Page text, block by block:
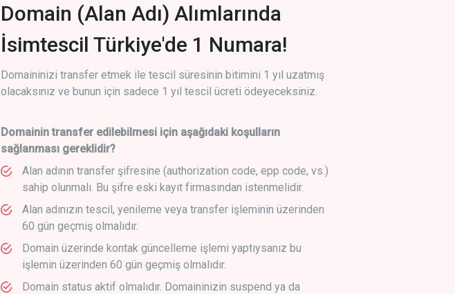
Domain (Alan Adı) Alımlarında
İsimtescil Türkiye'de 1 Numara!
Domaininizi transfer etmek ile tescil süresinin bitimini 1 yıl uzatmış
olacaksınız ve bunun için sadece 1 yıl tescil ücreti ödeyeceksiniz.
Domainin transfer edilebilmesi için aşağıdaki koşulların
sağlanması gereklidir?
Alan adının transfer şifresine (authorization code, epp code, vs.)
sahip olunmalı. Bu şifre eski kayıt firmasından istenmelidir.
Alan adınızın tescil, yenileme veya transfer işleminin üzerinden
60 gün geçmiş olmalıdır.
Domain üzerinde kontak güncelleme işlemi yaptıysanız bu
işlemin üzerinden 60 gün geçmiş olmalıdır.
Domain status aktif olmalıdır. Domaininizin suspend ya da